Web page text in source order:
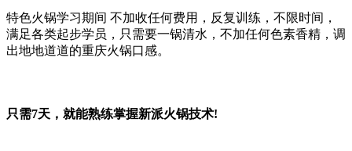
特色火锅学习期间 不加收任何费用，反复训练，不限时间，
满足各类起步学员，只需要一锅清水，不加任何色素香精，调
出地地道道的重庆火锅口感。
只需7天，就能熟练掌握新派火锅技术!